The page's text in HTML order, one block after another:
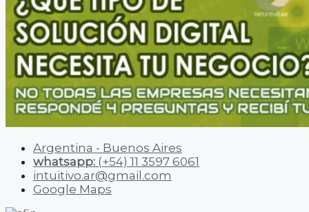
Argentina - Buenos Aires
whatsapp: (+54) 11 3597 6061
intuitivo.ar@gmail.com
Google Maps